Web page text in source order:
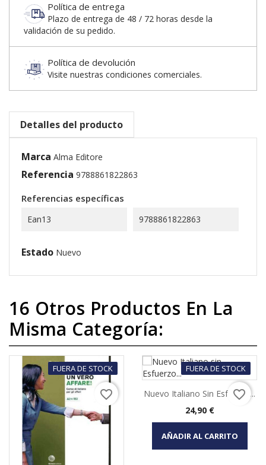
Política de entrega
Plazo de entrega de 48 / 72 horas desde la
validación de su pedido.
Política de devolución
Visite nuestras condiciones comerciales.
Detalles del producto
Marca Alma Editore
Referencia 9788861822863
Referencias específicas
Ean13 9788861822863
Estado Nuevo
16 Otros Productos En La
Misma Categoría:
FUERA DE STOCK
favorite_border
FUERA DE STOCK
Nuevo Italiano Sin Esfuerzo...
Precio
24,90 €
AÑADIR AL CARRITO
favorite_border